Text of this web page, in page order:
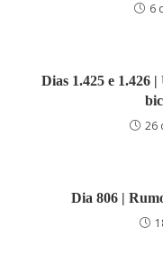
6
Dias 1.425 e 1.426
26
Dia 806 |